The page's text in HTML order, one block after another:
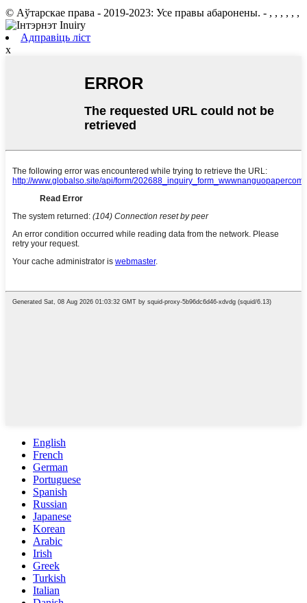
© Аўтарскае права - 2019-2023: Усе правы абаронены. - , , , , , ,
Адправіць ліст
x
English
French
German
Portuguese
Spanish
Russian
Japanese
Korean
Arabic
Irish
Greek
Turkish
Italian